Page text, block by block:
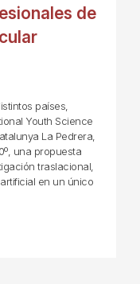
de
países,
Youth Science
La Pedrera,
una propuesta
traslacional,
en un único